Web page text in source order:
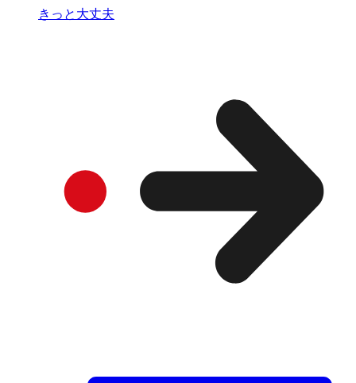
きっと大丈夫